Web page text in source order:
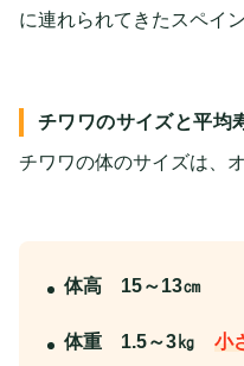
に連れられてきたスペイ
チワワのサイズと平均
チワワの体のサイズは、
体高 15～13㎝
体重 1.5～3㎏ 小